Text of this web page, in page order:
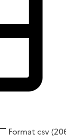
Format csv